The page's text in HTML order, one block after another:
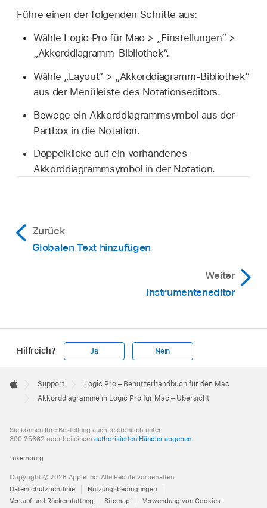
Führe einen der folgenden Schritte aus:
Wähle Logic Pro für Mac > „Einstellungen“ >
„Akkorddiagramm-Bibliothek“.
Wähle „Layout“ > „Akkorddiagramm-Bibliothek“
aus der Menüleiste des Notationseditors.
Bewege ein Akkorddiagrammsymbol aus der
Partbox in die Notation.
Doppelklicke auf ein vorhandenes
Akkorddiagrammsymbol in der Notation.
Zurück
Globalen Text hinzufügen
Weiter
Instrumenteneditor
Hilfreich? Ja Nein
Footer

Apple
Support
Logic Pro – Benutzerhandbuch für den Mac
Akkorddiagramme in Logic Pro für Mac – Übersicht
Sie können Ihre Bestellung auch telefonisch unter
800 25662 oder bei einem authorisierten Händler abgeben.
Luxemburg
Copyright © 2026 Apple Inc. Alle Rechte vorbehalten.
Datenschutzrichtlinie
Nutzungsbedingungen
Verkauf und Rückerstattung
Sitemap Verwendung von Cookies